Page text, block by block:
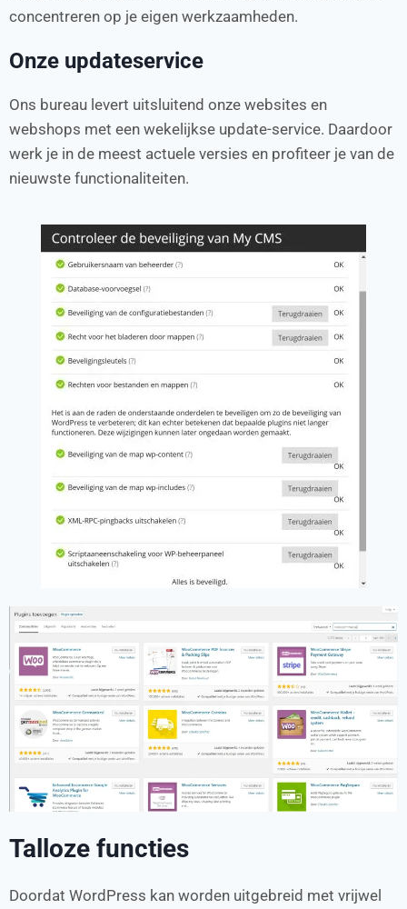
concentreren op je eigen werkzaamheden.
Onze updateservice
Ons bureau levert uitsluitend onze websites en
webshops met een wekelijkse update-service. Daardoor
werk je in de meest actuele versies en profiteer je van de
nieuwste functionaliteiten.
Talloze functies
Doordat WordPress kan worden uitgebreid met vrijwel